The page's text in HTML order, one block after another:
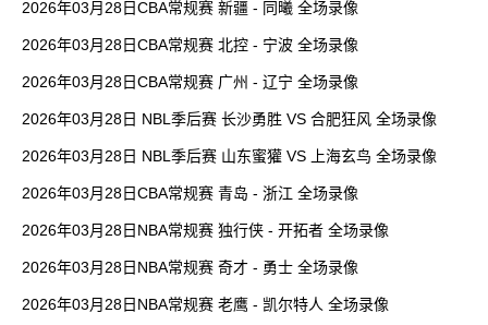
2026年03月28日CBA常规赛 新疆 - 同曦 全场录像
2026年03月28日CBA常规赛 北控 - 宁波 全场录像
2026年03月28日CBA常规赛 广州 - 辽宁 全场录像
2026年03月28日 NBL季后赛 长沙勇胜 VS 合肥狂风 全场录像
2026年03月28日 NBL季后赛 山东蜜獾 VS 上海玄鸟 全场录像
2026年03月28日CBA常规赛 青岛 - 浙江 全场录像
2026年03月28日NBA常规赛 独行侠 - 开拓者 全场录像
2026年03月28日NBA常规赛 奇才 - 勇士 全场录像
2026年03月28日NBA常规赛 老鹰 - 凯尔特人 全场录像